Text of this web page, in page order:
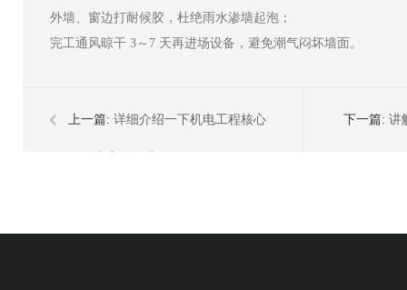
外墙、窗边打耐候胶，杜绝雨水渗墙起泡；
完工通风晾干 3～7 天再进场设备，避免潮气闷坏墙面。
上一篇: 详细介绍一下机电工程核心 下一篇: 讲